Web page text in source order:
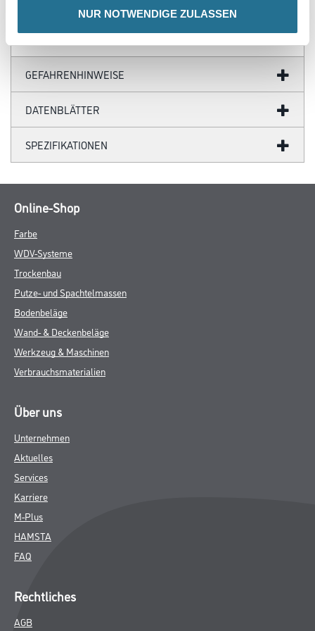
NUR NOTWENDIGE ZULASSEN
GEFAHRENHINWEISE
DATENBLÄTTER
SPEZIFIKATIONEN
Online-Shop
Farbe
WDV-Systeme
Trockenbau
Putze- und Spachtelmassen
Bodenbeläge
Wand- & Deckenbeläge
Werkzeug & Maschinen
Verbrauchsmaterialien
Über uns
Unternehmen
Aktuelles
Services
Karriere
M-Plus
HAMSTA
FAQ
Rechtliches
AGB